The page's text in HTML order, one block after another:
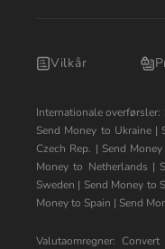
Vilkår
Internationale overførsler:
Send Money to Ukraine|
Czech Rep. | Send
Money to Netherlands |
Sweden | Send Money to
Money to Spain | Send
Valutaomregner: